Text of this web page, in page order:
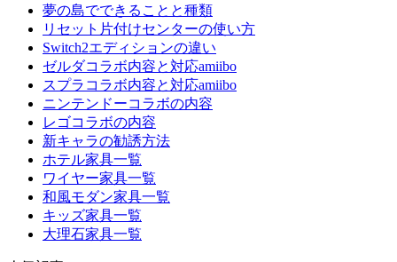
夢の島でできることと種類
リセット片付けセンターの使い方
Switch2エディションの違い
ゼルダコラボ内容と対応amiibo
スプラコラボ内容と対応amiibo
ニンテンドーコラボの内容
レゴコラボの内容
新キャラの勧誘方法
ホテル家具一覧
ワイヤー家具一覧
和風モダン家具一覧
キッズ家具一覧
大理石家具一覧